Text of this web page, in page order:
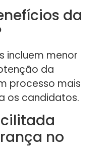
da
incluem menor
da
processo mais
os candidatos.
no